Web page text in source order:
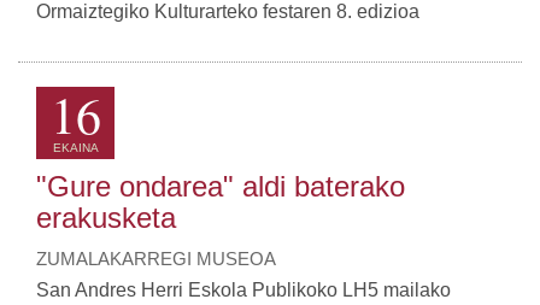
Ormaiztegiko Kulturarteko festaren 8. edizioa
16
EKAINA
"Gure ondarea" aldi baterako
erakusketa
ZUMALAKARREGI MUSEOA
San Andres Herri Eskola Publikoko LH5 mailako